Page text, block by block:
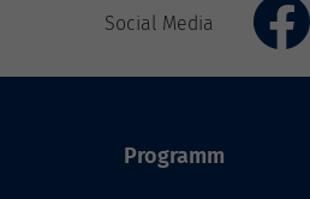
Social Media
Programm